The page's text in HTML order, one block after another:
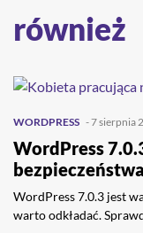
również
WORDPRESS - 7 sierpnia
WordPress
WordPress 7.0.3 jest
warto odkładać.